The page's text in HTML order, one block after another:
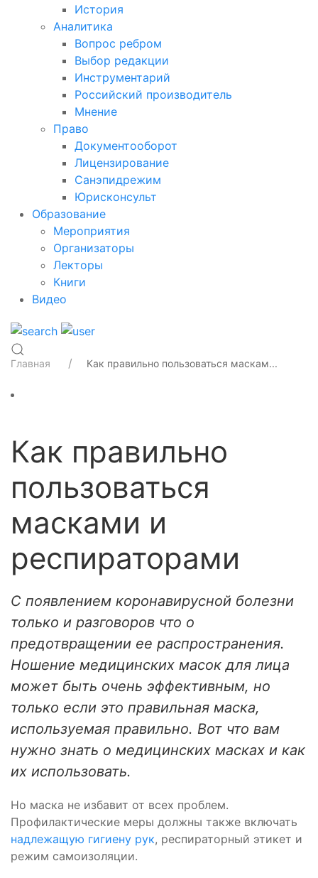
История
Аналитика
Вопрос ребром
Выбор редакции
Инструментарий
Российский производитель
Мнение
Право
Документооборот
Лицензирование
Санэпидрежим
Юрисконсульт
Образование
Мероприятия
Организаторы
Лекторы
Книги
Видео
Главная Как правильно пользоваться маскам...
Как правильно
пользоваться
масками и
респираторами
С появлением коронавирусной болезни
только и разговоров что о
предотвращении ее распространения.
Ношение медицинских масок для лица
может быть очень эффективным, но
только если это правильная маска,
используемая правильно. Вот что вам
нужно знать о медицинских масках и как
их использовать.
Но маска не избавит от всех проблем.
Профилактические меры должны также включать
надлежащую гигиену рук, респираторный этикет и
режим самоизоляции.